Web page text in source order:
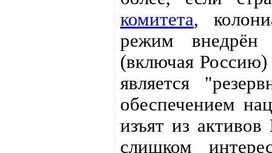
комитета,
режим внедрён
(включая Россию)
является
обеспечением
изъят из
слишком